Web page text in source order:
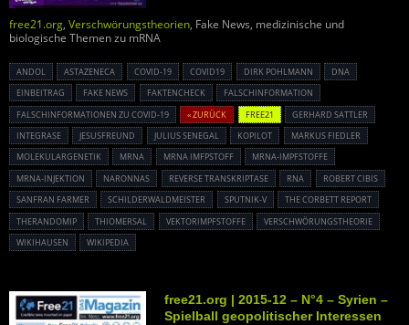
free21.org, Verschwörungstheorien, Fake News, medizinische und
biologische Themen zu mRNA
ANDOL ASTAZENECA COVID-19 COVID19 DIRK POHLMANN
DNA
EINBEITRAG
FAKE NEWS FAKTENCHECK
FALSCHINFORMATION
FALSCHINFORMATIONEN ZU COVID-19
« ZURÜCK FREE21
GERHARD SATTLER
INTEGRASE
JESUSFREUND JULIUS SENEGAL KOPILOT
MARKUS FIEDLER
MOLEKULARGENETIK
MRNA MRNA IMFPSTOFF
MRNA-IMPFSTOFFE
MRNA-INJEKTION
NARONNAS REVERSE TRANSKRIPTASE RNA
ROBERT CIBIS
SANFRAN FARMER
SCHILDERWALDMEISTER SPUTNIK-V
THE CORBETT REPORT
THERANDOMIP
THIOMERSAL VEKTORIMPFSTOFFE
VERSCHWÖRUNGSTHEORIE
WIKIHAUSEN
WIKIPEDIA
free21.org | 2015-12 – N°4 – Syrien –
Spielball geopolitischer Interessen